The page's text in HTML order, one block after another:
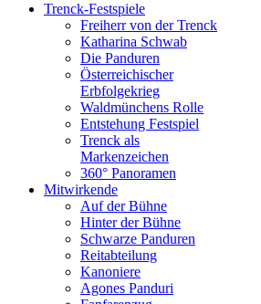
Trenck-Festspiele
Freiherr von der Trenck
Katharina Schwab
Die Panduren
Österreichischer
Erbfolgekrieg
Waldmünchens Rolle
Entstehung Festspiel
Trenck als
Markenzeichen
360° Panoramen
Mitwirkende
Auf der Bühne
Hinter der Bühne
Schwarze Panduren
Reitabteilung
Kanoniere
Agones Panduri